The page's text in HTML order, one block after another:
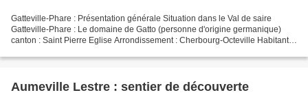
Gatteville-Phare : Présentation générale Situation dans le Val de saire
Gatteville-Phare : Le domaine de Gatto (personne d'origine germanique)
canton : Saint Pierre Eglise Arrondissement : Cherbourg-Octeville Habitants :
Aumeville Lestre : sentier de découverte